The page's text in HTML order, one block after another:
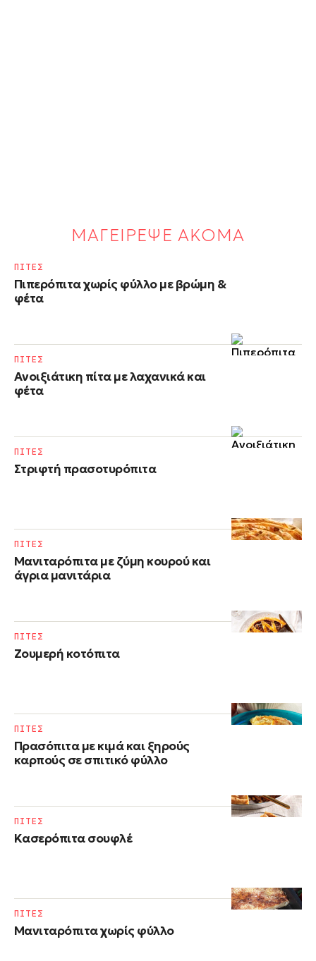
ΜΑΓΕΙΡΕΨΕ ΑΚΟΜΑ
Πιπερόπιτα χωρίς φύλλο με βρώμη &
φέτα
ΠΙΤΕΣ
Ανοιξιάτικη πίτα με λαχανικά και
φέτα
ΠΙΤΕΣ
Στριφτή πρασοτυρόπιτα
ΠΙΤΕΣ
Μανιταρόπιτα με ζύμη κουρού και
άγρια μανιτάρια
ΠΙΤΕΣ
Ζουμερή κοτόπιτα
ΠΙΤΕΣ
Πρασόπιτα με κιμά και ξηρούς
καρπούς σε σπιτικό φύλλο
ΠΙΤΕΣ
Kασερόπιτα σουφλέ
ΠΙΤΕΣ
Μανιταρόπιτα χωρίς φύλλο
ΠΙΤΕΣ